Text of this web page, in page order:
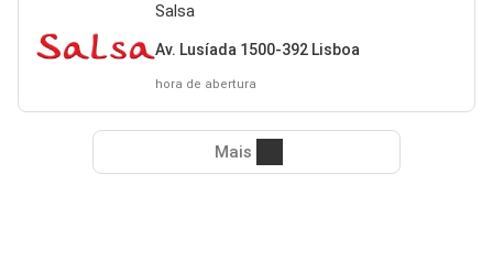
Salsa
Av. Lusíada 1500-392 Lisboa
hora de abertura
Mais